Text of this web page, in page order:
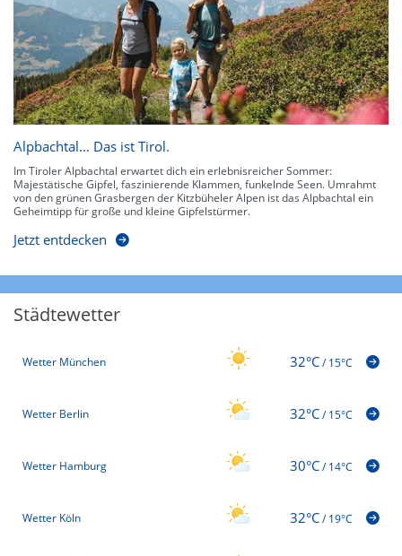
Alpbachtal… Das ist Tirol.
Im Tiroler Alpbachtal erwartet dich ein erlebnisreicher Sommer:
Majestätische Gipfel, faszinierende Klammen, funkelnde Seen. Umrahmt
von den grünen Grasbergen der Kitzbüheler Alpen ist das Alpbachtal ein
Geheimtipp für große und kleine Gipfelstürmer.
Jetzt entdecken
Städtewetter
Wetter München 32°C/15°C
Wetter Berlin 32°C/15°C
Wetter Hamburg 30°C/14°C
Wetter Köln 32°C/19°C